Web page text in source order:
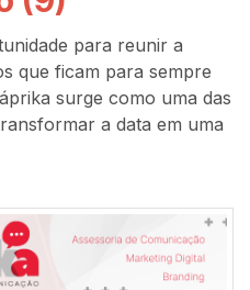
para reunir a
que ficam para sempre
surge como uma das
a data em uma